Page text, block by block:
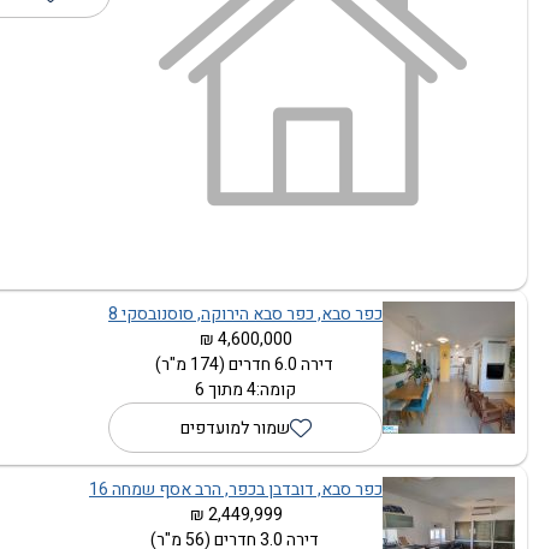
כפר סבא, כפר סבא הירוקה, סוסנובסקי 8
4,600,000 ₪
דירה 6.0 חדרים (174 מ"ר)
קומה:4 מתוך 6
שמור למועדפים
כפר סבא, דובדבן בכפר, הרב אסף שמחה 16
2,449,999 ₪
דירה 3.0 חדרים (56 מ"ר)